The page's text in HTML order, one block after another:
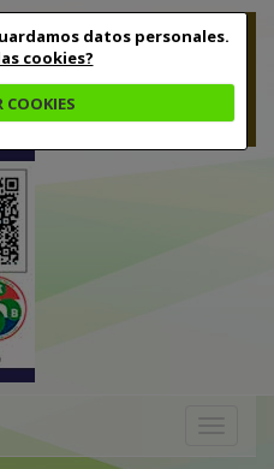
datos personales.
cookies?
COOKIES